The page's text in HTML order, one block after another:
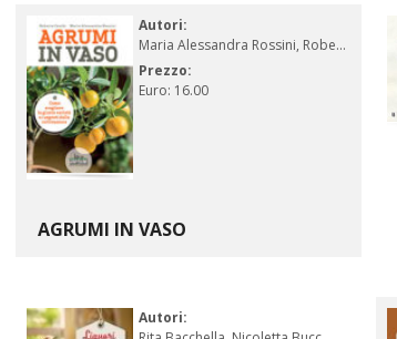
Autori:
Maria Alessandra Rossini, Robe...
Prezzo:
Euro: 16.00
AGRUMI IN VASO
Autori: